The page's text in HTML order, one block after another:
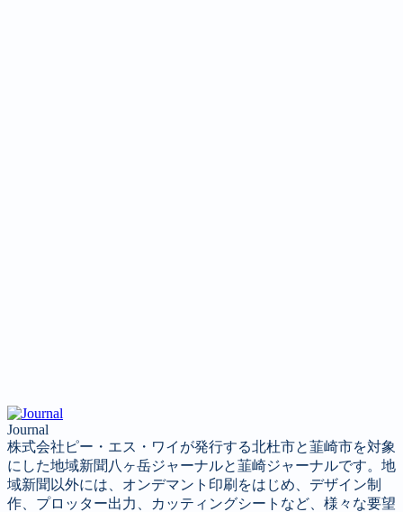
Journal
株式会社ピー・エス・ワイが発行する北杜市と韮崎市を対象
にした地域新聞八ヶ岳ジャーナルと韮崎ジャーナルです。地
域新聞以外には、オンデマント印刷をはじめ、デザイン制
作、プロッター出力、カッティングシートなど、様々な要望